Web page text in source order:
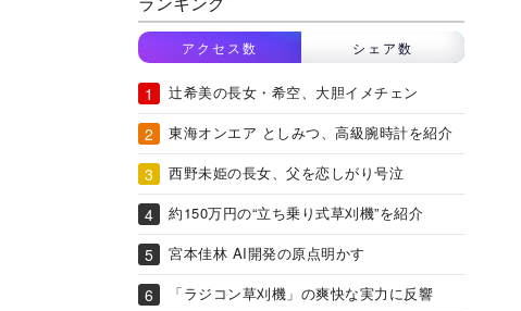
アクセス数 シェア数
辻希美の長女・希空、大胆イメチェン
東海オンエア としみつ、高級腕時計を紹介
西野未姫の長女、父を恋しがり号泣
約150万円の“立ち乗り式草刈機”を紹介
宮本佳林 AI開発の原点明かす
「ラジコン草刈機」の爽快な実力に反響